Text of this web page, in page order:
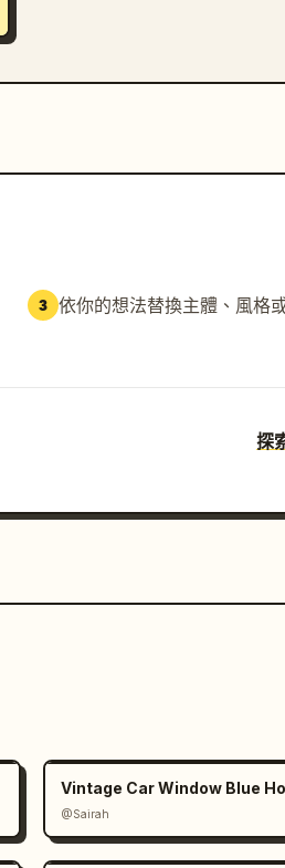
3 依你的想法替換主體、風格
探
Vintage Car Window Blue
@Sairah